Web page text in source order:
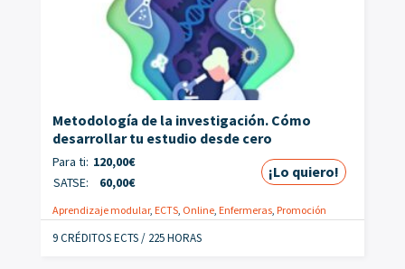
Metodología de la investigación. Cómo
desarrollar tu estudio desde cero
Para ti: 120,00€
SATSE:
60,00€
¡Lo quiero!
Aprendizaje modular, ECTS, Online, Enfermeras, Promoción
9 CRÉDITOS ECTS / 225 HORAS